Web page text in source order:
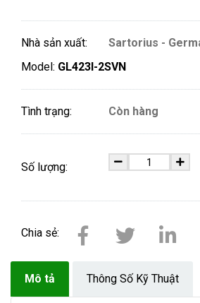
Nhà sản xuất:
Sartorius -
Model: GL423I-2SVN
Tình trạng: Còn hàng
Số lượng:
Chia sẻ:
Mô tả Thông Số Kỹ Thuật